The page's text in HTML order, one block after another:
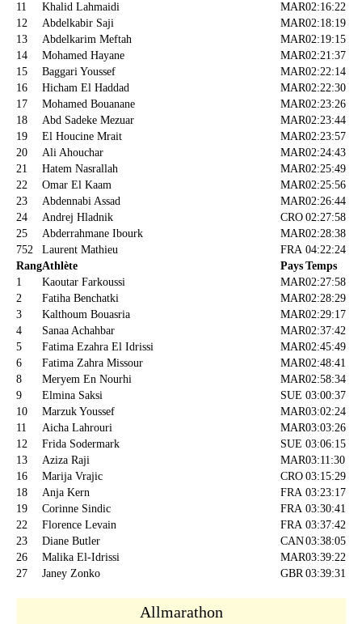
11
Khalid Lahmaidi MAR02:16:22
12
Abdelkabir Saji MAR02:18:19
13
Abdelkarim Meftah MAR02:19:15
14
Mohamed Hayane MAR02:21:37
15
Baggari Youssef MAR02:22:14
16
Hicham El Haddad MAR02:22:30
17
Mohamed Bouanane MAR02:23:26
18
Abd Sadeke Mezuar MAR02:23:44
19
El Houcine Mrait MAR02:23:57
20
Ali Ahouchar MAR02:24:43
21
Hatem Nasrallah MAR02:25:49
22
Omar El Kaam MAR02:25:56
23
Abdennabi Assad MAR02:26:44
24
Andrej Hladnik CRO 02:27:58
25
Abderrahmane Ibourk MAR02:28:38
752
Laurent Mathieu FRA 04:22:24
RangAthlète Pays Temps
1
Kaoutar Farkoussi MAR02:27:58
2
Fatiha Benchatki MAR02:28:29
3
Kalthoum Bouasria MAR02:29:17
4
Sanaa Achahbar MAR02:37:42
5
Fatima Ezahra El Idrissi MAR02:45:49
6
Fatima Zahra Missour MAR02:48:41
8
Meryem En Nourhi MAR02:58:34
9
Elmina Saksi SUE 03:00:37
10
Marzuk Youssef MAR03:02:24
11
Aicha Lahrouri MAR03:03:26
12
Frida Sodermark SUE 03:06:15
13
Aziza Raji MAR03:11:30
16
Marija Vrajic CRO 03:15:29
18
Anja Kern FRA 03:23:17
19
Corinne Sindic FRA 03:30:41
22
Florence Levain FRA 03:37:42
23
Diane Butler CAN03:38:05
26
Malika El-Idrissi MAR03:39:22
27
Janey Zonko GBR 03:39:31
Allmarathon